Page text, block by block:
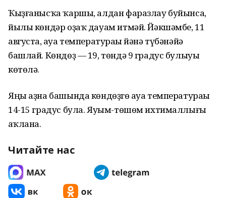
Ҡыҙғанысҡа ҡаршы, алдан фаразлау буйынса,
йылы көндәр оҙаҡ дауам итмәй. Йәкшәмбе, 11
августа, һауа температураһы йәнә түбәнәйә
башлай. Көндөҙ — 19, төндә 9 градус булыуы
көтөлә.
Яңы аҙна башында көндөҙгө һауа температураһы
14-15 градус була. Яуым-төшөм ихтималлығы
һаҡлана.
Читайте нас